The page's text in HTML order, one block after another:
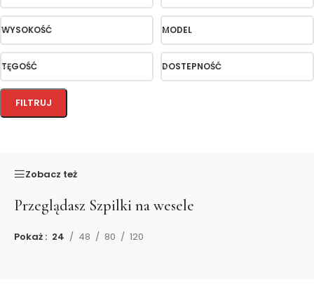
WYSOKOŚĆ MODEL
TĘGOŚĆ DOSTEPNOŚĆ
FILTRUJ
Zobacz też
Przeglądasz Szpilki na wesele
Pokaż 24 48 80 120